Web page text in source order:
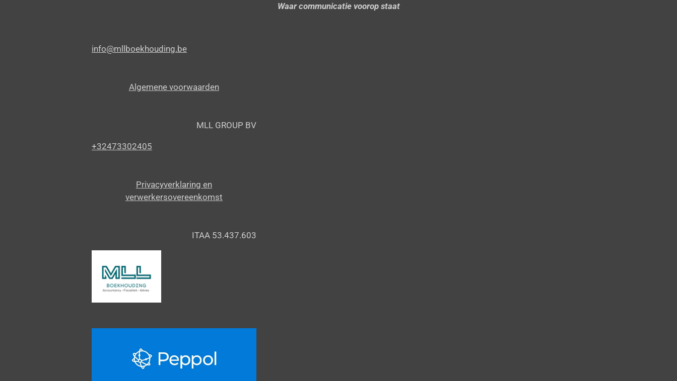
Waar communicatie voorop staat
info@mllboekhouding.be
Algemene voorwaarden
MLL GROUP BV
+32473302405
Privacyverklaring en
verwerkersovereenkomst
ITAA 53.437.603